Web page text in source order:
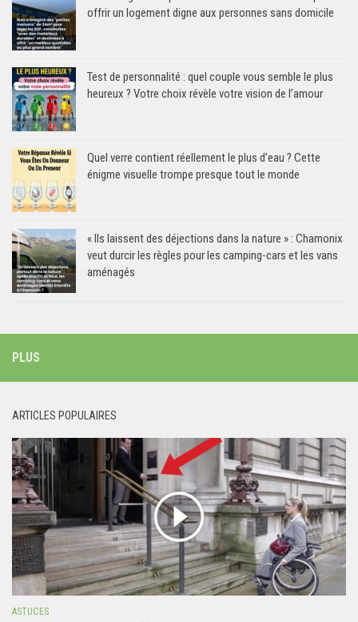
offrir un logement digne aux personnes sans domicile
Test de personnalité : quel couple vous semble le plus
heureux ? Votre choix révèle votre vision de l’amour
Quel verre contient réellement le plus d’eau ? Cette
énigme visuelle trompe presque tout le monde
« Ils laissent des déjections dans la nature » : Chamonix
veut durcir les règles pour les camping-cars et les vans
aménagés
PLUS
ARTICLES POPULAIRES
ASTUCES